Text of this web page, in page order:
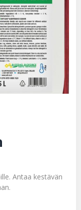
Antaa kestävän